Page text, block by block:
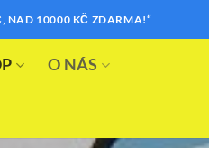
NAD 10000 KČ ZDARMA!“
O NÁS